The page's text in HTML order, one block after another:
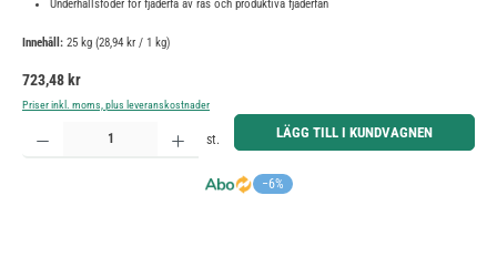
Underhållsfoder för fjäderfä av ras och produktiva fjäderfän
Innehåll: 25 kg (28,94 kr / 1 kg)
Ordinarie pris:
723,48 kr
Priser inkl. moms, plus leveranskostnader
−6%
Produktkvantitet: Ange önskat belopp eller använd knapparna för att öka eller minska kvantiteten.
st. LÄGG TILL I KUNDVAGNEN